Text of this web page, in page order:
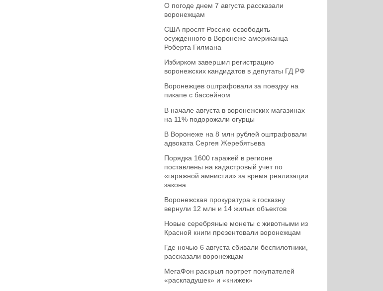
О погоде днем 7 августа рассказали
воронежцам
США просят Россию освободить
осужденного в Воронеже американца
Роберта Гилмана
Избирком завершил регистрацию
воронежских кандидатов в депутаты ГД РФ
Воронежцев оштрафовали за поездку на
пикапе с бассейном
В начале августа в воронежских магазинах
на 11% подорожали огурцы
В Воронеже на 8 млн рублей оштрафовали
адвоката Сергея Жеребятьева
Порядка 1600 гаражей в регионе
поставлены на кадастровый учет по
«гаражной амнистии» за время реализации
закона
Воронежская прокуратура в госказну
вернули 12 млн и 14 жилых объектов
Новые серебряные монеты с животными из
Красной книги презентовали воронежцам
Где ночью 6 августа сбивали беспилотники,
рассказали воронежцам
МегаФон раскрыл портрет покупателей
«раскладушек» и «книжек»